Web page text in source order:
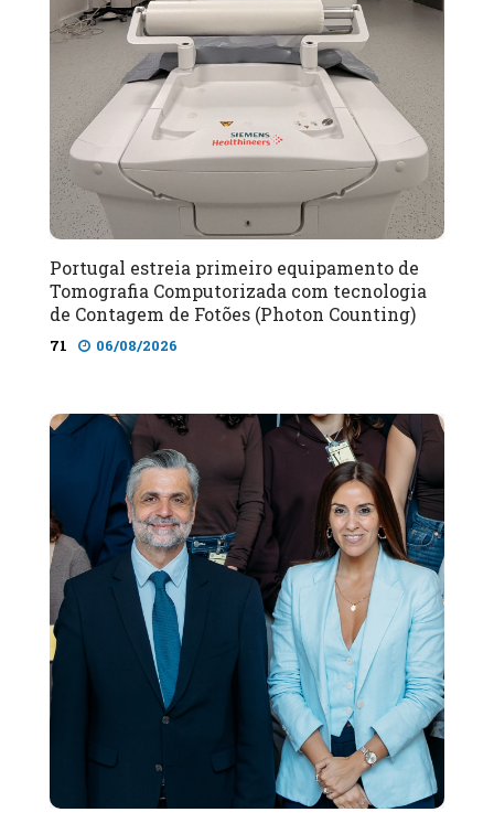
Portugal estreia primeiro equipamento de
Tomografia Computorizada com tecnologia
de Contagem de Fotões (Photon Counting)
71 06/08/2026